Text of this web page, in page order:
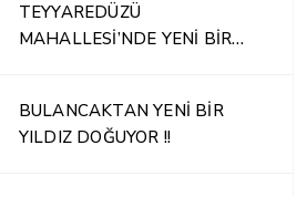
TEYYAREDÜZÜ
MAHALLESİ’NDE YENİ BİR
BULANCAKTAN YENİ BİR
YILDIZ DOĞUYOR !!